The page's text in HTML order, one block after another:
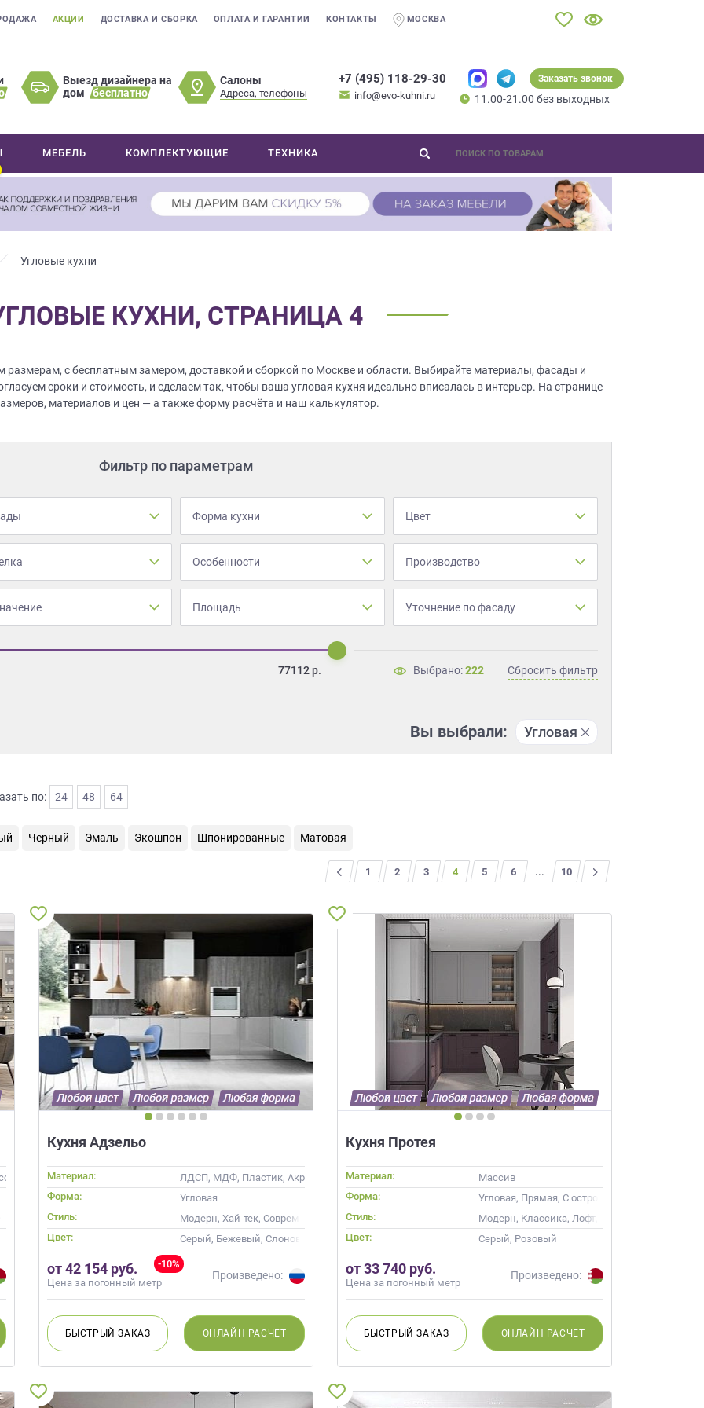
АКЦИИ ДОСТАВКА И СБОРКА ОПЛАТА И ГАРАНТИИ КОНТАКТЫ МОСКВА
Выезд дизайнера на
дом
бесплатно
Салоны
Адреса, телефоны
+7 (495) 118-29-30
info@evo-kuhni.ru
Заказать звонок
11.00-21.00 без выходных
МЕБЕЛЬ КОМПЛЕКТУЮЩИЕ ТЕХНИКА
Угловые кухни
КУХНИ, СТРАНИЦА 4
с бесплатным замером, доставкой и сборкой по Москве и области. Выбирайте материалы, фасады и
сроки и стоимость, и сделаем так, чтобы ваша угловая кухня идеально вписалась в интерьер. На странице
материалов и цен — а также форму расчёта и наш калькулятор.
Фильтр по параметрам
Форма кухни Цвет
Особенности Производство
Площадь Уточнение по фасаду
77112р. Выбрано:222 Сбросить фильтр
Вы выбрали: Угловая
по: 24 48 64
Черный Эмаль Экошпон Шпонированные Матовая
1 2 3 4 5 6 ... 10
>
Неоклассика
Кухня Адзельо
Материал:
ЛДСП, МДФ, Пластик, Акрил, Пленка, Alvic / УФ лак, Эмаль, Шпон, Глянцевые
Форма:
Угловая
Стиль:
Модерн, Хай-тек, Современные
Цвет:
Серый, Бежевый, Слоновая кость, Кремовый, Коричневый, Капучино
-10%
от 42 154 руб.
Цена за погонный метр
Произведено:
БЫСТРЫЙЗАКАЗ ОНЛАЙН РАСЧЕТ
Кухня Протея
Материал:
Массив
Форма:
Угловая, Прямая, С островом
Стиль:
Модерн, Классика, Лофт, Скандинавский,
Цвет:
Серый, Розовый
от 33 740 руб.
Цена за погонный метр
Произведено:
БЫСТРЫЙЗАКАЗ ОНЛАЙН РАСЧЕТ